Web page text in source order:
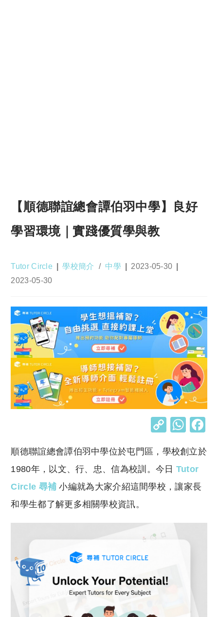
【順德聯誼總會譚伯羽中學】良好
學習環境｜實踐優質學與教
Post
Tutor Circle
Post
學校簡介 / 中學
Post
2023-05-30
Post
2023-05-30
C
p
y
Li
k
W
at
s
A
p
順德聯誼總會譚伯羽中學位於屯門區，學校創立於
1980年，以文、行、忠、信為校訓。今日 Tutor
Circle 尋補 小編就為大家介紹這間學校，讓家長
和學生都了解更多相關學校資訊。